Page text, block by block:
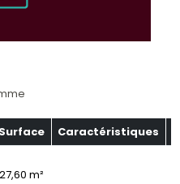
Surface Caractéristiques
27,60 m²